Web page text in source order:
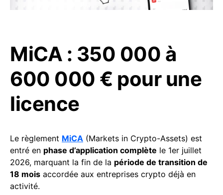
MiCA : 350 000 à
600 000 € pour une
licence
Le règlement MiCA (Markets in Crypto-Assets) est
entré en phase d’application complète le 1er juillet
2026, marquant la fin de la période de transition de
18 mois accordée aux entreprises crypto déjà en
activité.